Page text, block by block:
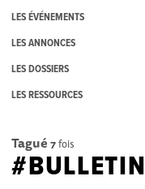
LES ÉVÉNEMENTS
LES ANNONCES
LES DOSSIERS
LES RESSOURCES
Tagué 7fois
#BULLETIN